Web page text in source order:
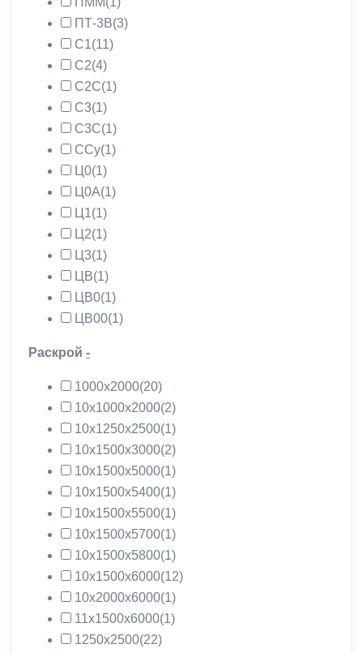
ПТ-3В(3)
С1(11)
С2(4)
С2С(1)
С3(1)
С3С(1)
ССу(1)
Ц0(1)
Ц0А(1)
Ц1(1)
Ц2(1)
Ц3(1)
ЦВ(1)
ЦВ0(1)
ЦВ00(1)
Раскрой -
1000х2000(20)
10х1000х2000(2)
10х1250х2500(1)
10х1500х3000(2)
10х1500х5000(1)
10х1500х5400(1)
10х1500х5500(1)
10х1500х5700(1)
10х1500х5800(1)
10х1500х6000(12)
10х2000х6000(1)
11х1500х6000(1)
1250х2500(22)